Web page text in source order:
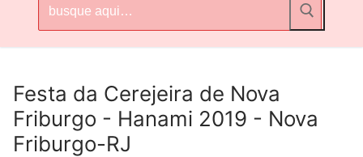
por:
Festa da Cerejeira de Nova
Friburgo - Hanami 2019 - Nova
Friburgo-RJ